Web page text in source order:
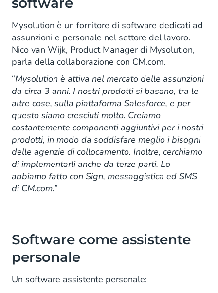
Mysolution è un fornitore di software dedicati ad
assunzioni e personale nel settore del lavoro.
Nico van Wijk, Product Manager di Mysolution,
parla della collaborazione con CM.com.
“Mysolution è attiva nel mercato delle assunzioni
da circa 3 anni. I nostri prodotti si basano, tra le
altre cose, sulla piattaforma Salesforce, e per
questo siamo cresciuti molto. Creiamo
costantemente componenti aggiuntivi per i nostri
prodotti, in modo da soddisfare meglio i bisogni
delle agenzie di collocamento. Inoltre, cerchiamo
di implementarli anche da terze parti. Lo
abbiamo fatto con Sign, messaggistica ed SMS
di CM.com.”
Software come assistente
personale
Un software assistente personale: